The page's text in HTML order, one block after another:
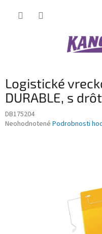
Logistické
DURABLE, s
DB175204
Priemerné
Neohodnotené Podrobnosti